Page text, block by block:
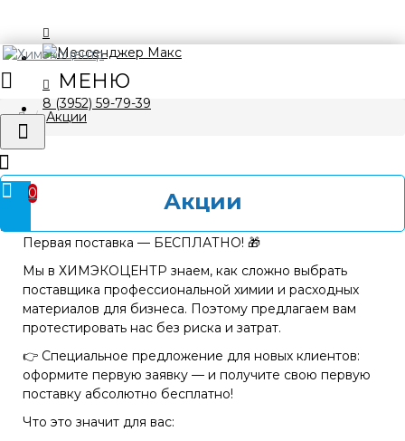
8 (3952) 59-79-39
0
Акции
Акции
Первая поставка — БЕСПЛАТНО! 🎁
Мы в ХИМЭКОЦЕНТР знаем, как сложно выбрать
поставщика профессиональной химии и расходных
материалов для бизнеса. Поэтому предлагаем вам
протестировать нас без риска и затрат.
👉 Специальное предложение для новых клиентов:
оформите первую заявку — и получите свою первую
поставку абсолютно бесплатно!
Что это значит для вас: